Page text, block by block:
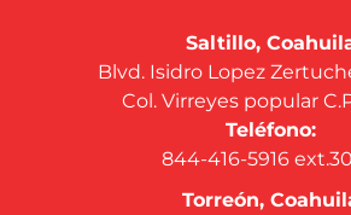
Saltillo,
Blvd. Isidro Lopez
Col. Virreyes popular
Teléfono:
844-416-5916
Torreón,